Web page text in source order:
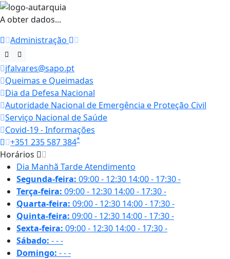
A obter dados...
Administração
jfalvares@sapo.pt
Queimas e Queimadas
Dia da Defesa Nacional
Autoridade Nacional de Emergência e Proteção Civil
Serviço Nacional de Saúde
Covid-19 - Informações
+351 235 587 384*
Horários
Dia Manhã TardeAtendimento
Segunda-feira: 09:00 - 12:30 14:00 - 17:30-
Terça-feira: 09:00 - 12:30 14:00 - 17:30-
Quarta-feira: 09:00 - 12:30 14:00 - 17:30-
Quinta-feira: 09:00 - 12:30 14:00 - 17:30-
Sexta-feira: 09:00 - 12:30 14:00 - 17:30-
Sábado: ---
Domingo: ---